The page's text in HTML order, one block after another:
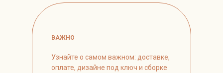
ВАЖНО
Узнайте о самом важном: доставке,
оплате, дизайне под ключ и сборке